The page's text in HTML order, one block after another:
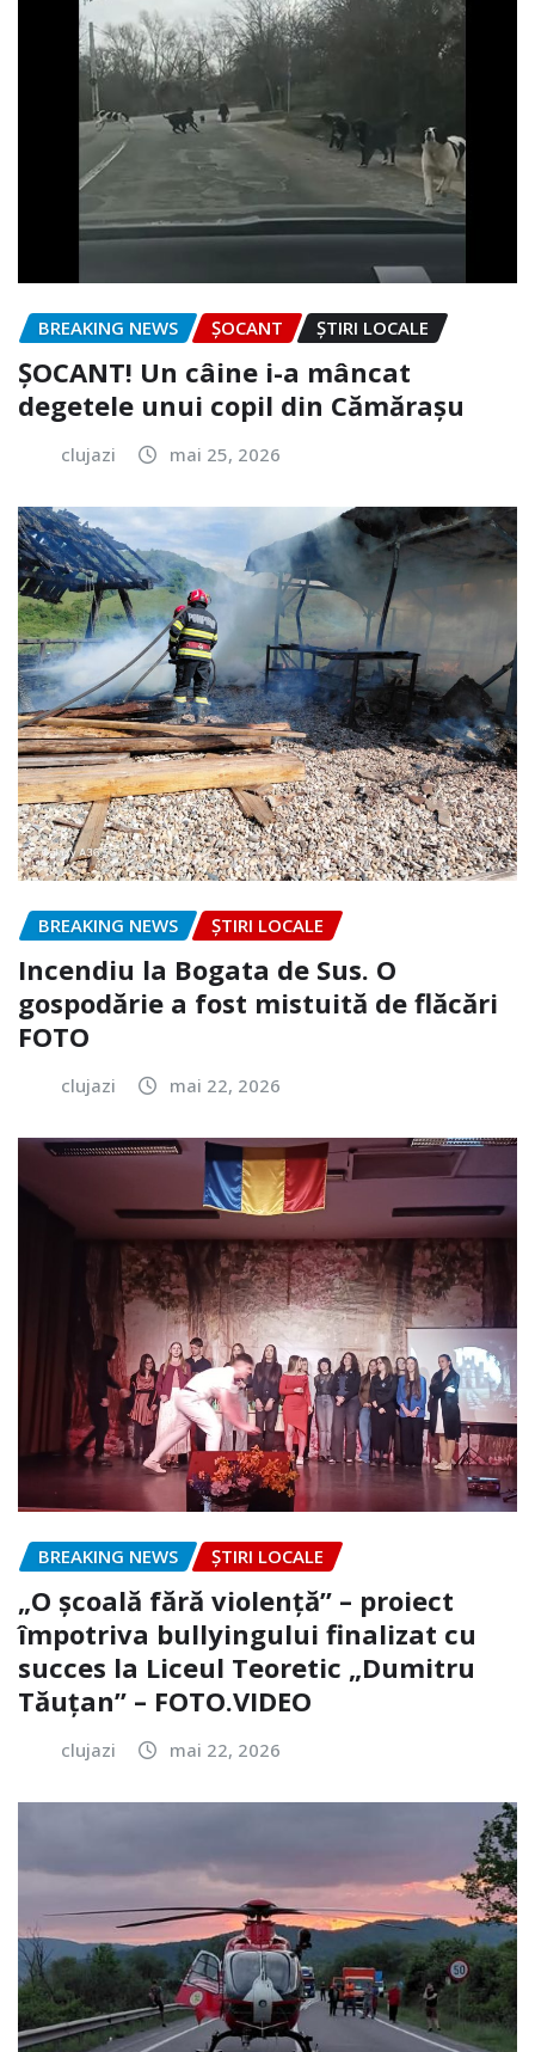
BREAKING NEWS ȘOCANT ȘTIRI LOCALE
ȘOCANT! Un câine i-a mâncat
degetele unui copil din Cămărașu
clujazi mai 25, 2026
BREAKING NEWS ȘTIRI LOCALE
Incendiu la Bogata de Sus. O
gospodărie a fost mistuită de flăcări
FOTO
clujazi mai 22, 2026
BREAKING NEWS ȘTIRI LOCALE
„O școală fără violență” – proiect
împotriva bullyingului finalizat cu
succes la Liceul Teoretic „Dumitru
Tăuțan” – FOTO.VIDEO
clujazi mai 22, 2026